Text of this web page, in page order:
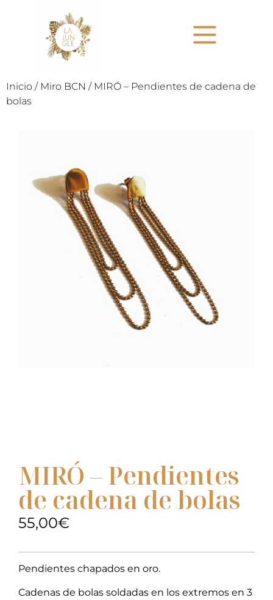
Inicio / Miro BCN / MIRÓ – Pendientes de cadena de
bolas
MIRÓ – Pendientes
de cadena de bolas
55,00€
Pendientes chapados en oro.
Cadenas de bolas soldadas en los extremos en 3